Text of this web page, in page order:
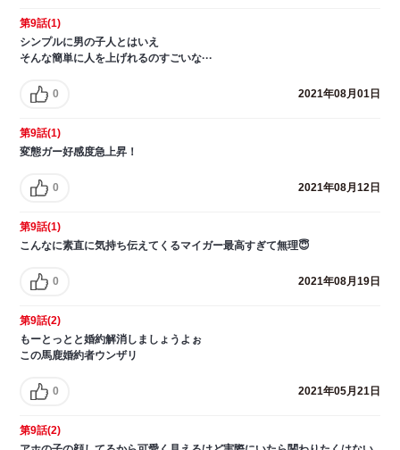
第9話(1)
シンプルに男の子人とはいえ
そんな簡単に人を上げれるのすごいな···
0 2021年08月01日
第9話(1)
変態ガー好感度急上昇！
0 2021年08月12日
第9話(1)
こんなに素直に気持ち伝えてくるマイガー最高すぎて無理😇
0 2021年08月19日
第9話(2)
もーとっとと婚約解消しましょうよぉ
この馬鹿婚約者ウンザリ
0 2021年05月21日
第9話(2)